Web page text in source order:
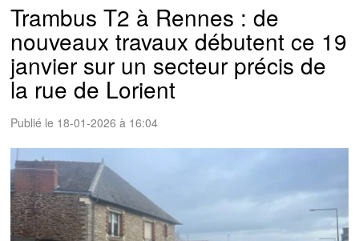
Trambus T2 à Rennes : de
nouveaux travaux débutent ce 19
janvier sur un secteur précis de
la rue de Lorient
Publié le 18-01-2026 à 16:04